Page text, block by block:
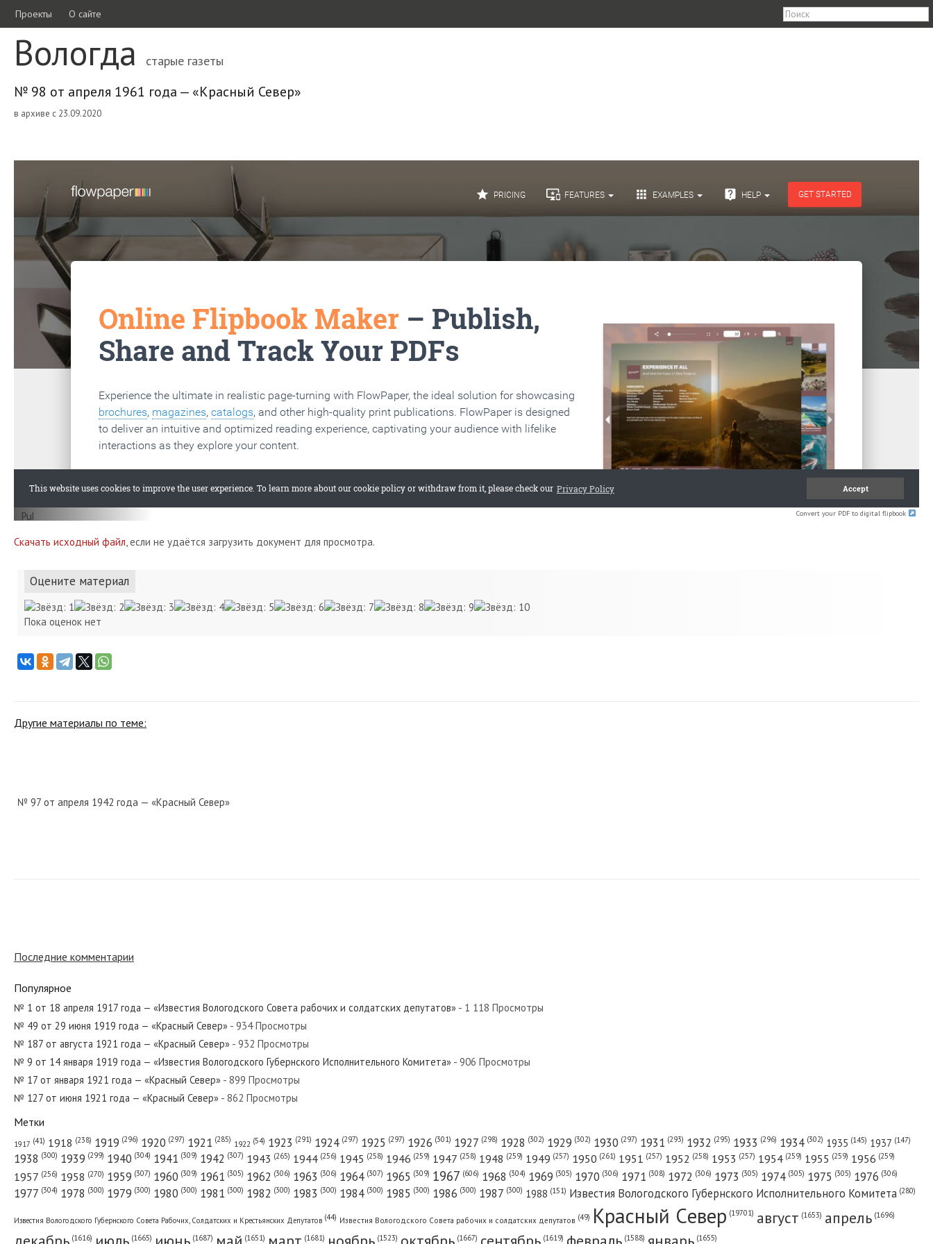
Проекты О сайте
Вологда старые газеты
№ 98 от апреля 1961 года — «Красный Север»
в архиве с 23.09.2020
Convert your PDF to digital flipbook
Скачать исходный файл, если не удаётся загрузить документ для просмотра.
Оцените материал
Пока оценок нет
Другие материалы по теме:
№ 97 от апреля 1942 года — «Красный Север»
№ 259 от декабря 1943 года — «Красный Север»
№ 95 от апреля 1973 года — «Красный Север»
№ 251 от октября 1961 года — «Красный Север»
Последние комментарии
Популярное
№ 1 от 18 апреля 1917 года — «Известия Вологодского Совета рабочих и солдатских депутатов» - 1 118 Просмотры
№ 49 от 29 июня 1919 года — «Красный Север» - 934 Просмотры
№ 187 от августа 1921 года — «Красный Север» - 932 Просмотры
№ 9 от 14 января 1919 года — «Известия Вологодского Губернского Исполнительного Комитета» - 906 Просмотры
№ 17 от января 1921 года — «Красный Север» - 899 Просмотры
№ 127 от июня 1921 года — «Красный Север» - 862 Просмотры
Метки
1917 (41) 1918 (238) 1919 (296) 1920 (297) 1921 (285) 1922 (54) 1923 (291) 1924 (297) 1925 (297) 1926 (301) 1927 (298) 1928 (302) 1929 (302) 1930 (297) 1931 (293) 1932 (295) 1933 (296) 1934 (302) 1935 (145) 1937 (147)
1938 (300) 1939 (299) 1940 (304) 1941 (309) 1942 (307) 1943 (265) 1944 (256) 1945 (258) 1946 (259) 1947 (258) 1948 (259) 1949 (257) 1950 (261) 1951 (257) 1952 (258) 1953 (257) 1954 (259) 1955 (259) 1956 (259)
1957 (256) 1958 (270) 1959 (307) 1960 (309) 1961 (305) 1962 (306) 1963 (306) 1964 (307) 1965 (309) 1967 (606) 1968 (304) 1969 (305) 1970 (306) 1971 (308) 1972 (306) 1973 (305) 1974 (305) 1975 (305) 1976 (306)
1977 (304) 1978 (300) 1979 (300) 1980 (300) 1981 (300) 1982 (300) 1983 (300) 1984 (300) 1985 (300) 1986 (300) 1987 (300) 1988 (151) Известия Вологодского Губернского Исполнительного Комитета (280)
Известия Вологодского Губернского Совета Рабочих, Солдатских и Крестьянских Депутатов (44) Известия Вологодского Совета рабочих и солдатских депутатов (49) Красный Cевер (19701) август (1653) апрель (1696)
(1616) (1665) (1687) (1651) (1681) (1523) (1667) (1619) (1588) (1655)